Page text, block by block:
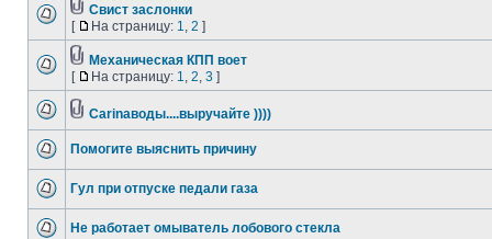
Свист заслонки
[
На страницу: 1, 2 ]
Механическая КПП воет
[
На страницу: 1, 2, 3 ]
Carinaводы....выручайте ))))
Помогите выяснить причину
Гул при отпуске педали газа
Не работает омыватель лобового стекла